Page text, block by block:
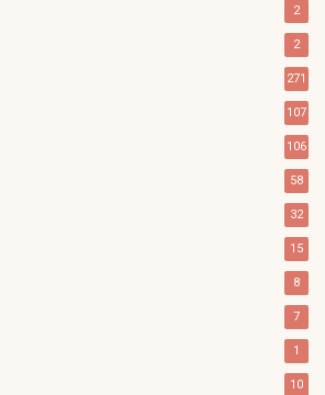
2
2
271
107
106
58
32
15
8
7
1
10